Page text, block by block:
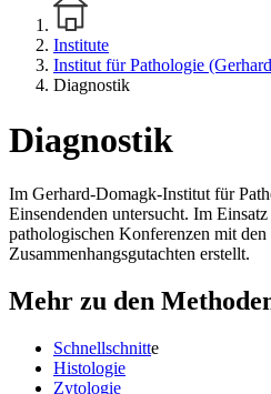
Institute
Institut für Pathologie
Diagnostik
Diagnostik
Im Gerhard-Domagk-Institut für
Einsendenden untersucht. Im
pathologischen Konferenzen mit
Zusammenhangsgutachten erstellt.
Mehr zu den
Schnellschnitte
Histologie
Zytologie